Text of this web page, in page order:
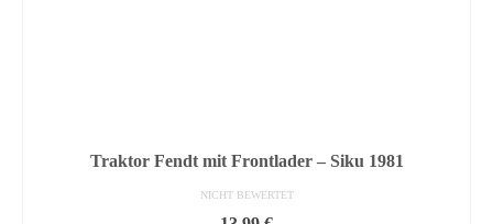
Traktor Fendt mit Frontlader – Siku 1981
NICHT BEWERTET